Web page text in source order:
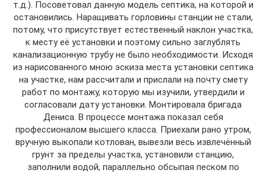
т.д.). Посоветовал данную модель септика, на которой и
остановились. Наращивать горловины станции не стали,
потому, что присутствует естественный наклон участка,
к месту её установки и поэтому сильно заглублять
канализационную трубу не было необходимости. Исходя
из нарисованного мною эскиза места установки септика
на участке, нам рассчитали и прислали на почту смету
работ по монтажу, которую мы изучили, утвердили и
согласовали дату установки. Монтировала бригада
Дениса. В процессе монтажа показал себя
профессионалом высшего класса. Приехали рано утром,
вручную выкопали котлован, вывезли весь извлечённый
грунт за пределы участка, установили станцию,
заполнили водой, параллельно обсыпая песком по